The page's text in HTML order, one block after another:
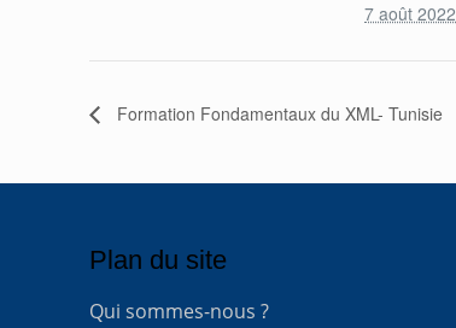
7 août 2022
Formation Fondamentaux du XML- Tunisie
Plan du site
Qui sommes-nous ?